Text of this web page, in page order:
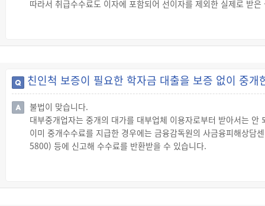
따라서 취급수수료도 이자에 포함되어 선이자를 제외한 실제로 받
친인척 보증이 필요한 학자금 대출을 보증 없이 중
불법이 맞습니다.
대부중개업자는 중개의 대가를 대부업체 이용자로부터 받아서는
이미 중개수수료를 지급한 경우에는 금융감독원의 사금융피해상
5800) 등에 신고해 수수료를 반환받을 수 있습니다.
☞ 대부중개업자는 불법사금융업자에게 대부중개를 해서는 안 됩니